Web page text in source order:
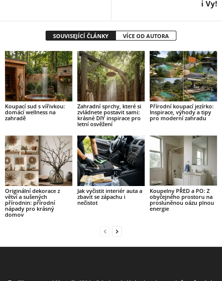
i Vy!
SOUVISEJÍCÍ ČLÁNKY VÍCE OD AUTORA
Koupací sud s vířivkou:
domácí wellness na
zahradě
Zahradní sprchy, které si
zvládnete postavit sami:
krásné DIY inspirace pro
letní osvěžení
Přírodní koupací jezírko:
Inspirace, výhody a tipy
pro moderní zahradu
Originální dekorace z
větví a sušených
přírodnin: přírodní
nápady pro krásný
domov
Jak vyčistit interiér auta a
zbavit se zápachu i
nečistot
Koupelny PŘED a PO: Z
obyčejného prostoru na
prosluněnou oázu plnou
energie